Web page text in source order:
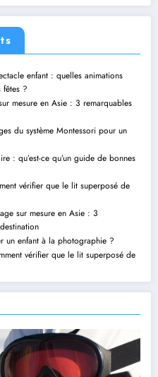
enfant : quelles animations
?
mesure en Asie : 3 remarquables
du système Montessori pour un
: qu’est-ce qu’un guide de bonnes
vérifier que le lit superposé de
sur mesure en Asie : 3
un enfant à la photographie ?
vérifier que le lit superposé de